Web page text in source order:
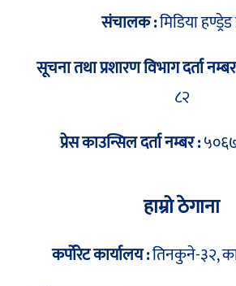
संचालक :मिडिया हण्ड्रेड
सूचना तथा प्रशारण विभाग दर्ता
८२
प्रेस काउन्सिल दर्ता नम्बर :
हाम्रो ठेगाना
कर्पोरेट कार्यालय :तिनकुने-३२,